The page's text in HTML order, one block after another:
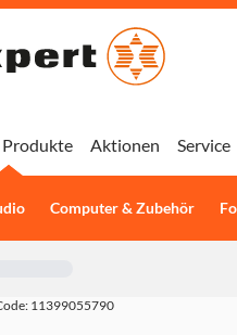
Produkte
Computer & Zubehör
Aktionen Service
11399055790